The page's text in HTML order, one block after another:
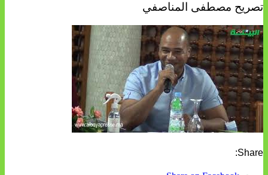
تصريح مصطفى المناصفي
Share: